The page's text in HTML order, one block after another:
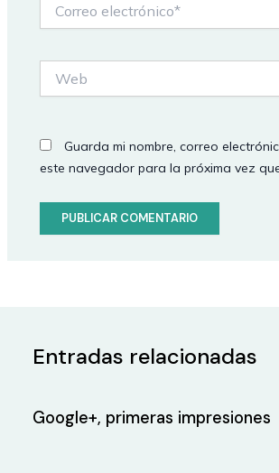
electrónico*
Guarda mi nombre, correo
este navegador para la próxima vez
Entradas relacionadas
Google+, primeras impresiones